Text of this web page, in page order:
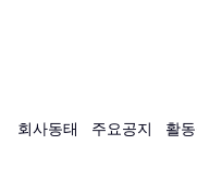
회사동태 주요공지 활